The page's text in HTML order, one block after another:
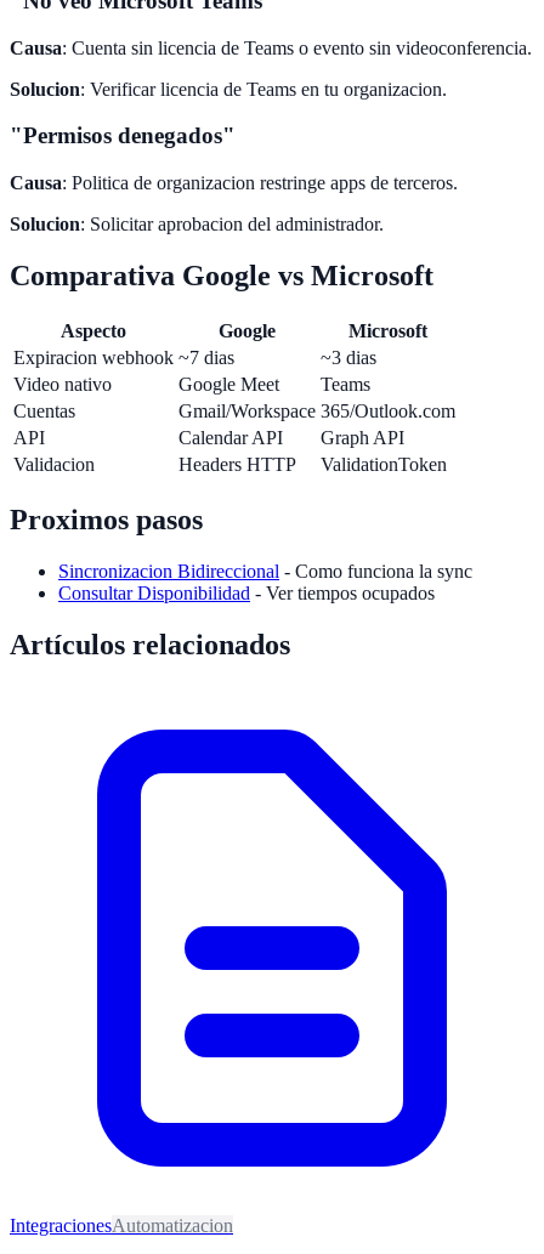
Causa: Cuenta sin licencia de Teams o evento sin videoconferencia.
Solucion: Verificar licencia de Teams en tu organizacion.
"Permisos denegados"
Causa: Politica de organizacion restringe apps de terceros.
Solucion: Solicitar aprobacion del administrador.
Comparativa Google vs Microsoft
Aspecto Google
Microsoft
Expiracion webhook ~7 dias
~3 dias
Video nativo
Google Meet
Teams
Cuentas
Gmail/Workspace 365/Outlook.com
API
Calendar API
Graph API
Validacion
Headers HTTP ValidationToken
Proximos pasos
Sincronizacion Bidireccional - Como funciona la sync
Consultar Disponibilidad - Ver tiempos ocupados
Artículos relacionados
IntegracionesAutomatizacion